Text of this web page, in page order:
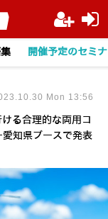
開催予定のセミ
る合理的な両用コ
知県ブースで発表
Mon 13:56